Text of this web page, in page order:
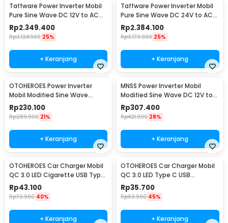
Taffware Power Inverter Mobil
Pure Sine Wave DC 12V to AC
220V 6000W - NBQ6000W
Rp2.349.400
Rp3.124.900 25%
+ Keranjang
Taffware Power Inverter Mobil
Pure Sine Wave DC 24V to AC
220V 6000W - NBQ6000W
Rp2.384.100
Rp3.170.900 25%
+ Keranjang
OTOHEROES Power Inverter
Mobil Modified Sine Wave
DC12V to AC220V 300W - E8982
Rp230.100
Rp289.900 21%
+ Keranjang
MNSS Power Inverter Mobil
Modified Sine Wave DC 12V to
AC 220V 4000W - Q4000
Rp307.400
Rp421.900 28%
+ Keranjang
OTOHEROES Car Charger Mobil
QC 3.0 LED Cigarette USB Type
C 6.5A 66W - M7
Rp43.100
Rp70.900 40%
+ Keranjang
OTOHEROES Car Charger Mobil
QC 3.0 LED Type C USB
Cigarette 2.4A 22.5W - M7
Rp35.700
Rp63.900 45%
+ Keranjang